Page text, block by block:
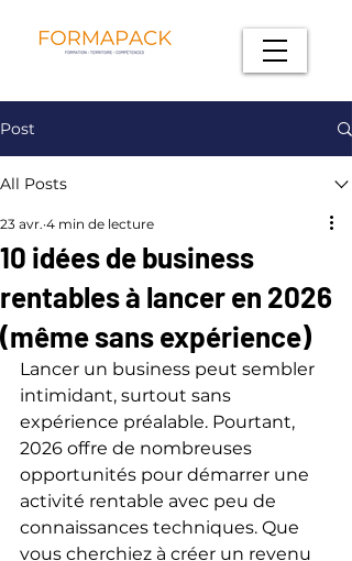
Post
All Posts
10 idées de business
rentables à lancer en 2026
(même sans expérience)
23 avr. 4 min de lecture
Lancer un business peut sembler
intimidant, surtout sans
expérience préalable. Pourtant,
2026 offre de nombreuses
opportunités pour démarrer une
activité rentable avec peu de
connaissances techniques. Que
vous cherchiez à créer un revenu